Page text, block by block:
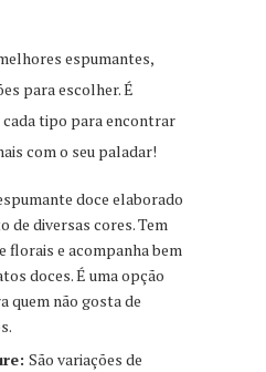
espumantes,
para escolher. É
tipo para encontrar
com o seu paladar!
doce elaborado
de diversas cores. Tem
florais e acompanha bem
doces. É uma opção
quem não gosta de
São variações de